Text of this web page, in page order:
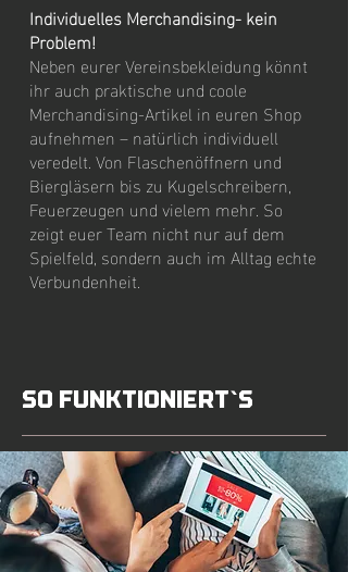
Individuelles Merchandising- kein
Problem!
Neben eurer Vereinsbekleidung könnt
ihr auch praktische und coole
Merchandising-Artikel in euren Shop
aufnehmen – natürlich individuell
veredelt. Von Flaschenöffnern und
Biergläsern bis zu Kugelschreibern,
Feuerzeugen und vielem mehr. So
zeigt euer Team nicht nur auf dem
Spielfeld, sondern auch im Alltag echte
Verbundenheit.
So funktioniert`s